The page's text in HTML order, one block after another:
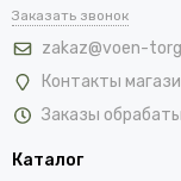
Заказать звонок
zakaz@voen-
Контакты
Заказы
Каталог